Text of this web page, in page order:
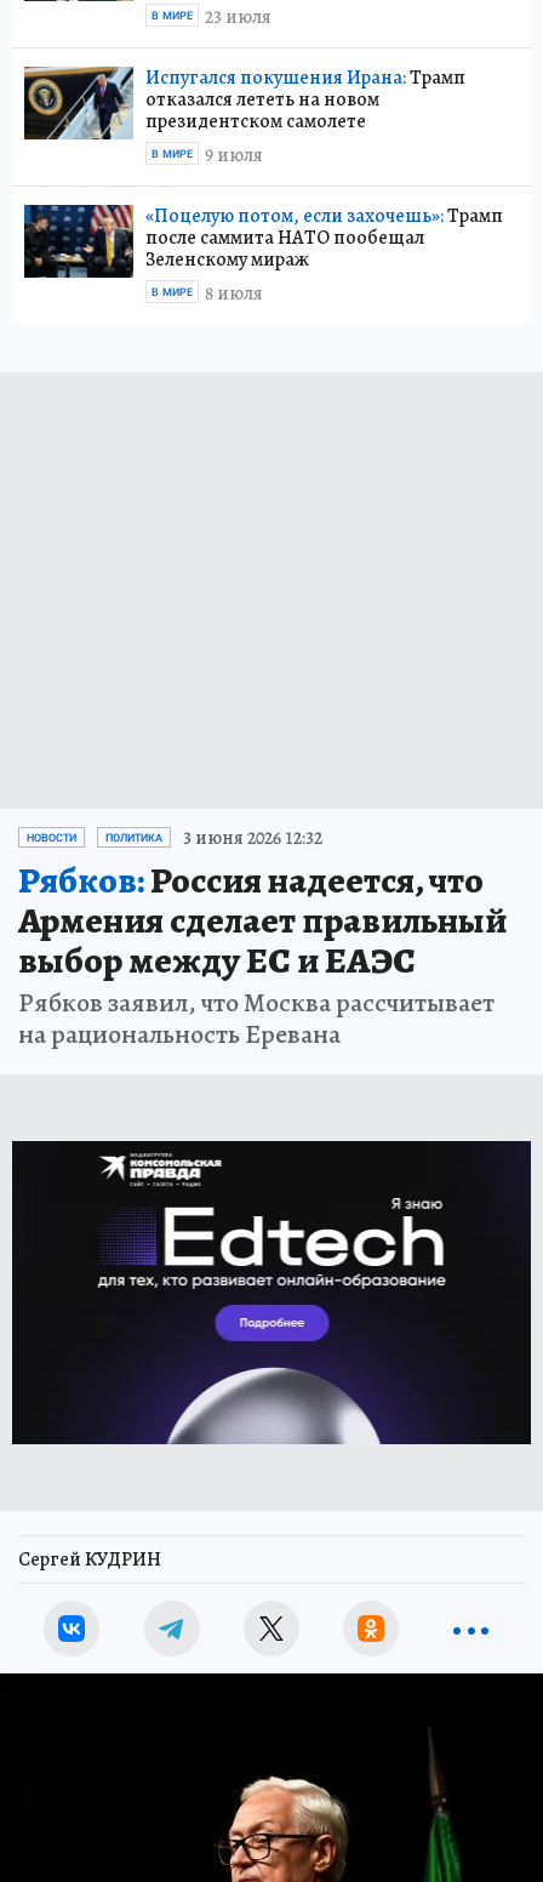
23 июля
В МИРЕ
Испугался покушения Ирана:Трамп
отказался лететь на новом
президентском самолете
9 июля
В МИРЕ
«Поцелую потом, если захочешь»:Трамп
после саммита НАТО пообещал
Зеленскому мираж
8 июля
В МИРЕ
НОВОСТИ ПОЛИТИКА 3 июня 2026 12:32
Рябков:Россия надеется, что
Армения сделает правильный
выбор между ЕС и ЕАЭС
Рябков заявил, что Москва рассчитывает
на рациональность Еревана
Сергей КУДРИН